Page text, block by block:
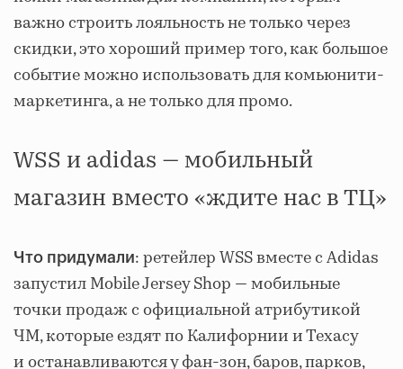
важно строить лояльность не только через
скидки, это хороший пример того, как большое
событие можно использовать для комьюнити-
маркетинга, а не только для промо.
WSS и adidas — мобильный
магазин вместо «ждите нас в ТЦ»
Что придумали: ретейлер WSS вместе с Adidas
запустил Mobile Jersey Shop — мобильные
точки продаж с официальной атрибутикой
ЧМ, которые ездят по Калифорнии и Техасу
и останавливаются у фан-зон, баров, парков,